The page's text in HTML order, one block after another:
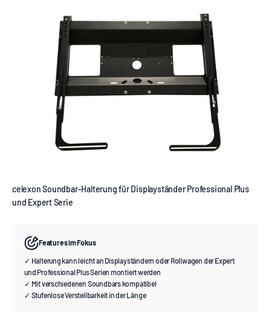
celexon Soundbar-Halterung für Displayständer Professional Plus
und Expert Serie
Features im Fokus
✓ Halterung kann leicht an Displayständern oder Rollwagen der Expert
und Professional Plus Serien montiert werden
✓ Mit verschiedenen Soundbars kompatibel
✓ Stufenlose Verstellbarkeit in der Länge